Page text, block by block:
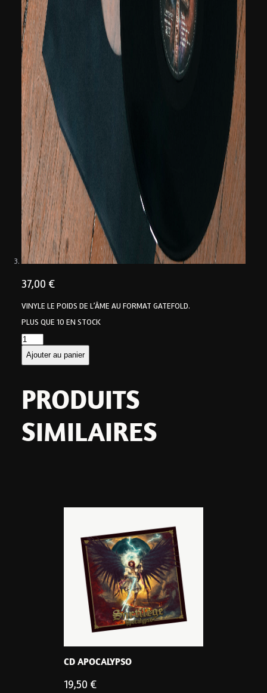
37,00 €
VINYLE LE POIDS DE L’ÂME AU FORMAT GATEFOLD.
PLUS QUE 10 EN STOCK
Ajouter au panier
PRODUITS
SIMILAIRES
CD APOCALYPSO
19,50 €